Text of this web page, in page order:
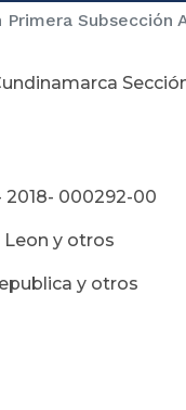
Subsección
2018- 000292-00
Leon y otros
y otros